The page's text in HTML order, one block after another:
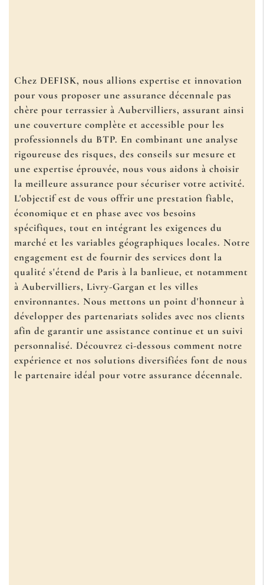
Chez DEFISK, nous allions expertise et innovation
pour vous proposer une assurance décennale pas
chère pour terrassier à Aubervilliers, assurant ainsi
une couverture complète et accessible pour les
professionnels du BTP. En combinant une analyse
rigoureuse des risques, des conseils sur mesure et
une expertise éprouvée, nous vous aidons à choisir
la meilleure assurance pour sécuriser votre activité.
L'objectif est de vous offrir une prestation fiable,
économique et en phase avec vos besoins
spécifiques, tout en intégrant les exigences du
marché et les variables géographiques locales. Notre
engagement est de fournir des services dont la
qualité s'étend de Paris à la banlieue, et notamment
à Aubervilliers, Livry-Gargan et les villes
environnantes. Nous mettons un point d'honneur à
développer des partenariats solides avec nos clients
afin de garantir une assistance continue et un suivi
personnalisé. Découvrez ci-dessous comment notre
expérience et nos solutions diversifiées font de nous
le partenaire idéal pour votre assurance décennale.